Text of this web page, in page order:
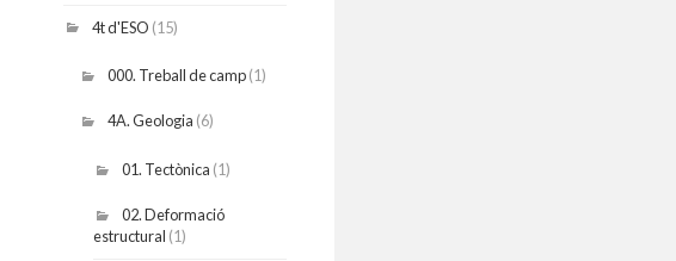
4t d'ESO (15)
000. Treball de camp(1)
4A. Geologia (6)
01. Tectònica (1)
02. Deformació
estructural (1)